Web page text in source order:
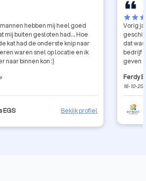
hebben mij heel goed
mij buiten gesloten had… Hoe
kat had de onderste knip naar
waren snel op locatie en ik
naar binnen kon :)
EGS Bekijk profiel
starstar
Vorig
dat
bedrijf
geven
Ferdy
16-10-